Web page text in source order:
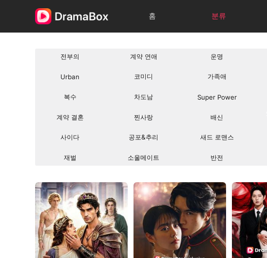
홈 분류
전부의 계약 연애 운명
Urban 코미디 가족애
복수 차도남 Super Power
계약 결혼 찐사랑 배신
사이다 공포&추리 새드 로맨스
재벌 소울메이트 반전